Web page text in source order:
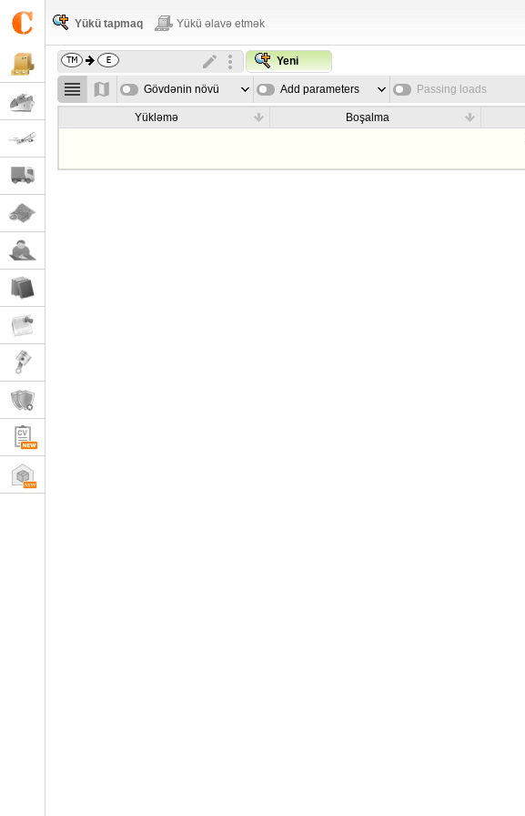
Yükü tapmaq Yükü əlavə etmək
Yeni
Gövdənin növü Add parameters Passing loads
Yükləmə Boşalma